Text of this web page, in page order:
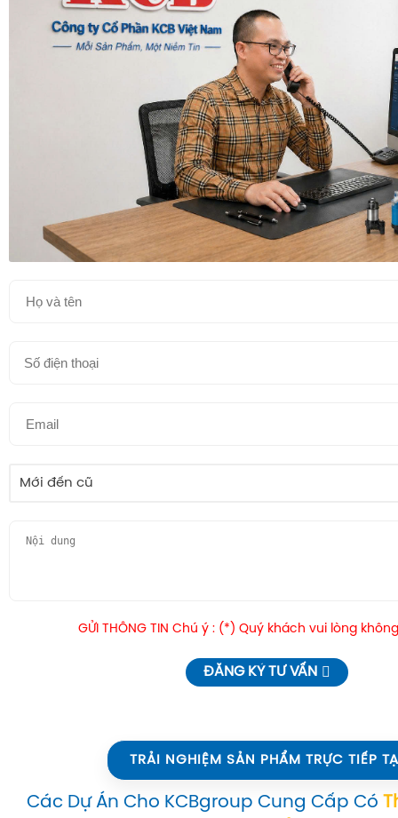
Mới đến cũ
GỬI THÔNG TIN Chú ý : (*) Quý khách vui lòng
ĐĂNG KÝ TƯ VẤN
TRẢI NGHIỆM SẢN PHẨM TRỰC TIẾP
Các Dự Án Cho KCBgroup Cung Cấp Có